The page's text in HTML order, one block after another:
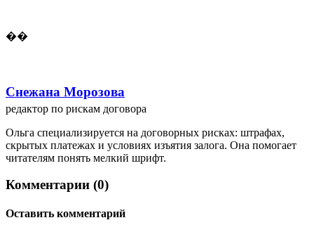
��
Снежана Морозова
редактор по рискам договора
Ольга специализируется на договорных рисках: штрафах,
скрытых платежах и условиях изъятия залога. Она помогает
читателям понять мелкий шрифт.
Комментарии (0)
Оставить комментарий